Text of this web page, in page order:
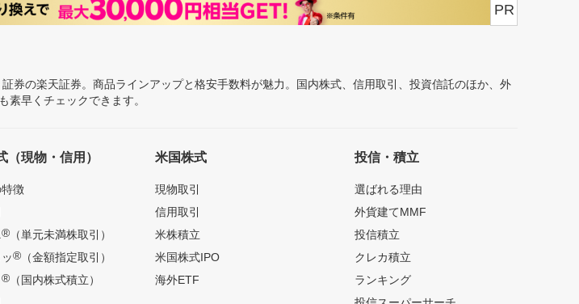
PR
券の楽天証券。商品ラインアップと格安手数料が魅力。国内株式、信用取引、投資信託のほか、外
早くチェックできます。
（現物・信用）
徴
®（単元未満株取引）
®（金額指定取引）
®（国内株式積立）
米国株式
現物取引
信用取引
米株積立
米国株式IPO
海外ETF
投信・積立
選ばれる理由
外貨建てMMF
投信積立
クレカ積立
ランキング